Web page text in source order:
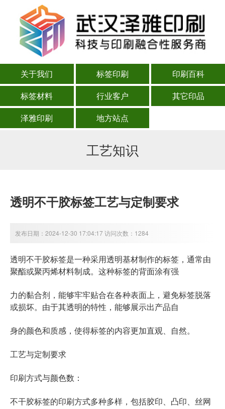
关于我们 标签印刷
印刷百科
标签材料
行业客户
其它印品
泽雅印刷
地方站点
工艺知识
透明不干胶标签工艺与定制要求
发布日期：2024-12-30 17:04:17 访问次数：1284
透明不干胶标签是一种采用透明基材制作的标签，通常由
聚酯或聚丙烯材料制成。这种标签的背面涂有强
力的黏合剂，能够牢牢贴合在各种表面上，避免标签脱落
或损坏。由于其透明的特性，能够展示出产品自
身的颜色和质感，使得标签的内容更加直观、自然。
工艺与定制要求
印刷方式与颜色数：
不干胶标签的印刷方式多种多样，包括胶印、凸印、丝网